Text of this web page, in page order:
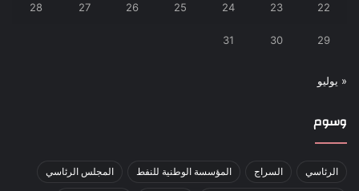
22
23
24
25
26
27
28
29
30
31
« يوليو
وسوم
الرئاسي السراج المؤسسة الوطنية للنفط المجلس الرئاسي